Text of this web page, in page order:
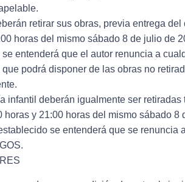
retirar sus obras, previa entrega
horas del mismo sábado 8 de julio de
entenderá que el autor renuncia a
podrá disponer de las obras no
infantil deberán igualmente ser
y 21:00 horas del mismo sábado 8
se entenderá que se renuncia